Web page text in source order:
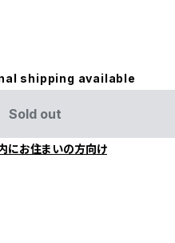
shipping available
Sold out
にお住まいの方向け